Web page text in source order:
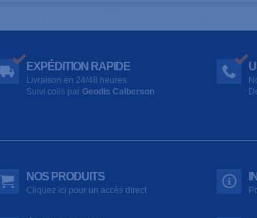
EXPÉDITION RAPIDE
Livraison en 24/48 heures
Suivi colis par Geodis Calberson
NOS PRODUITS
Cliquez ici pour un accès direct